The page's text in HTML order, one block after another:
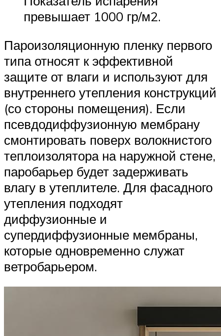
превышает 1000 гр/м2.
Пароизоляционную пленку первого
типа относят к эффективной
защите от влаги и используют для
внутреннего утепления конструкций
(со стороны помещения). Если
псевдодиффузионную мембрану
смонтировать поверх волокнистого
теплоизолятора на наружной стене,
паробарьер будет задерживать
влагу в утеплителе. Для фасадного
утепления подходят
диффузионные и
супердиффузионные мембраны,
которые одновременно служат
ветробарьером.